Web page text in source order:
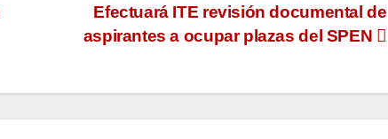
Efectuará ITE revisión documental de
aspirantes a ocupar plazas del SPEN